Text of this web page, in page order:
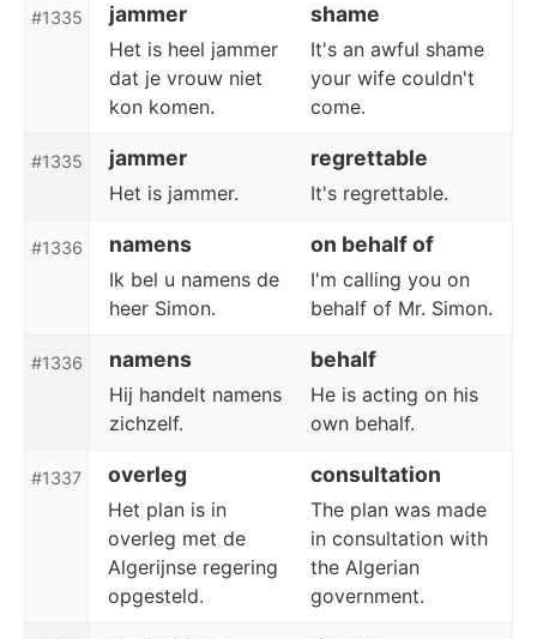
#1335 jammer shame
Het is heel jammer
dat je vrouw niet
kon komen.
It's an awful shame
your wife couldn't
come.
#1335 jammer regrettable
Het is jammer. It's regrettable.
#1336 namens on behalf of
Ik bel u namens de
heer Simon.
I'm calling you on
behalf of Mr. Simon.
#1336 namens behalf
Hij handelt namens
zichzelf.
He is acting on his
own behalf.
#1337 overleg consultation
Het plan is in
overleg met de
Algerijnse regering
opgesteld.
The plan was made
in consultation with
the Algerian
government.